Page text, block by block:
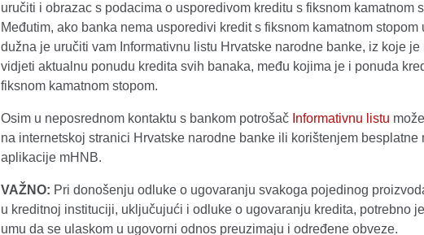
uručiti i obrazac s podacima o usporedivom kreditu s fiksnom kamatnom
Međutim, ako banka nema usporedivi kredit s fiksnom kamatnom stopom
dužna je uručiti vam Informativnu listu Hrvatske narodne banke, iz koje je
vidjeti aktualnu ponudu kredita svih banaka, među kojima je i ponuda
fiksnom kamatnom stopom.
Osim u neposrednom kontaktu s bankom potrošač Informativnu listu
na internetskoj stranici Hrvatske narodne banke ili korištenjem besplatne
aplikacije mHNB.
VAŽNO: Pri donošenju odluke o ugovaranju svakoga pojedinog
u kreditnoj instituciji, uključujući i odluke o ugovaranju kredita, potrebno
umu da se ulaskom u ugovorni odnos preuzimaju i određene obveze.